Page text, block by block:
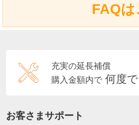
FAQは
充実の延長補償
購入金額内で 何度
お客さまサポート